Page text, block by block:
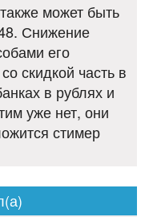
может быть
Снижение
его
скидкой часть в
в рублях и
уже нет, они
стимер